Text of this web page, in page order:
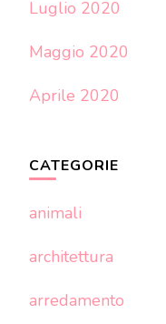
Luglio 2020
Maggio 2020
Aprile 2020
CATEGORIE
animali
architettura
arredamento